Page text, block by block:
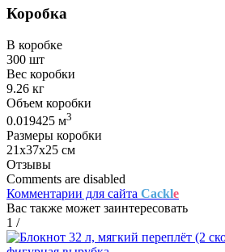
Коробка
В коробке
300 шт
Вес коробки
9.26 кг
Объем коробки
0.019425 м3
Размеры коробки
21х37х25 см
Отзывы
Comments are disabled
Комментарии для сайта Cackle
Вас также может заинтересовать
1 /